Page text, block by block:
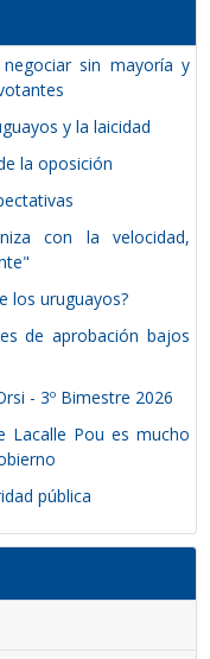
sin mayoría y
y la laicidad
la oposición
con la velocidad,
los uruguayos?
de aprobación bajos
- 3º Bimestre 2026
Lacalle Pou es mucho
pública